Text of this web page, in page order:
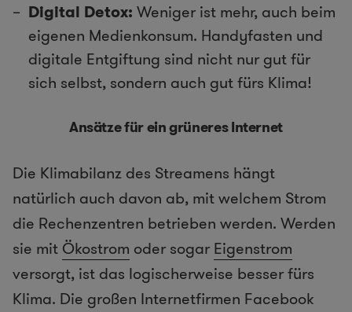
Digital Detox: Weniger ist mehr, auch beim
eigenen Medienkonsum. Handyfasten und
digitale Entgiftung sind nicht nur gut für
sich selbst, sondern auch gut fürs Klima!
Ansätze für ein grüneres Internet
Die Klimabilanz des Streamens hängt
natürlich auch davon ab, mit welchem Strom
die Rechenzentren betrieben werden. Werden
sie mit Ökostrom oder sogar Eigenstrom
versorgt, ist das logischerweise besser fürs
Klima. Die großen Internetfirmen Facebook